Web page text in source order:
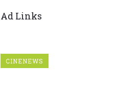
Ad Links
CINENEWS